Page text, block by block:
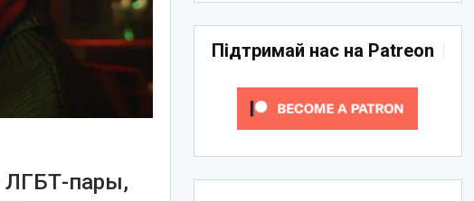
ЛГБТ-пары,
Підтримай нас на Patreon